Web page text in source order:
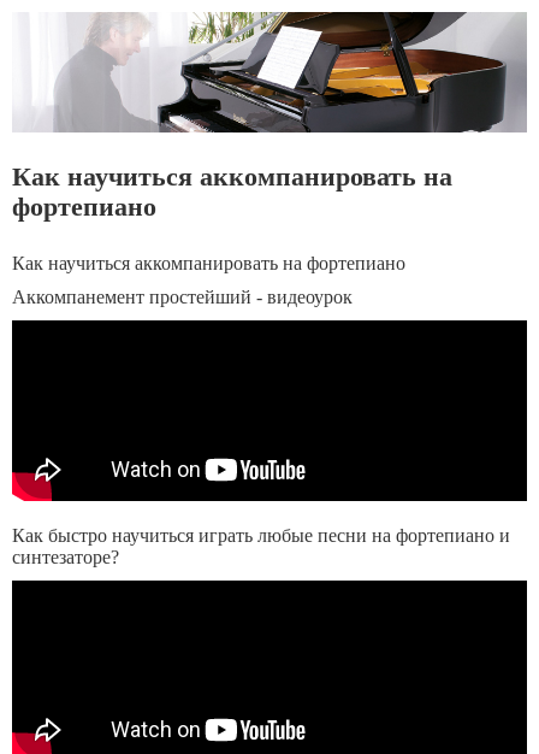
Как научиться аккомпанировать на
фортепиано
Как научиться аккомпанировать на фортепиано
Аккомпанемент простейший - видеоурок
Как быстро научиться играть любые песни на фортепиано и
синтезаторе?